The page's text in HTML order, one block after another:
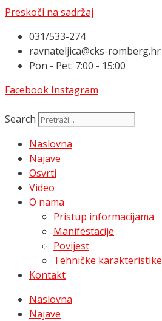
Preskoči na sadržaj
031/533-274
ravnateljica@cks-romberg.hr
Pon - Pet: 7:00 - 15:00
Facebook Instagram
Search
Naslovna
Najave
Osvrti
Video
O nama
Pristup informacijama
Manifestacije
Povijest
Tehničke karakteristike
Kontakt
Naslovna
Najave